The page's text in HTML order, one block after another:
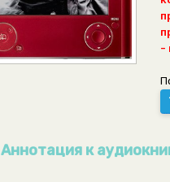
-
Аннотация к